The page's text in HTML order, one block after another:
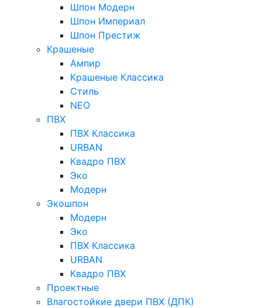
Шпон Модерн
Шпон Империал
Шпон Престиж
Крашеные
Ампир
Крашеные Классика
Стиль
NEO
ПВХ
ПВХ Классика
URBAN
Квадро ПВХ
Эко
Модерн
Экошпон
Модерн
Эко
ПВХ Классика
URBAN
Квадро ПВХ
Проектные
Влагостойкие двери ПВХ (ДПК)